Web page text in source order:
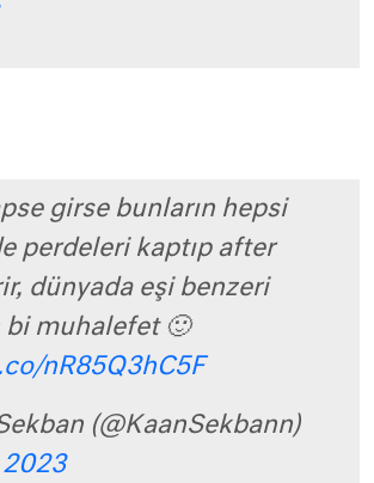
girse bunların hepsi
perdeleri kaptıp after
dünyada eşi benzeri
bi muhalefet 🙂
nR85Q3hC5F
(@KaanSekbann)
2023